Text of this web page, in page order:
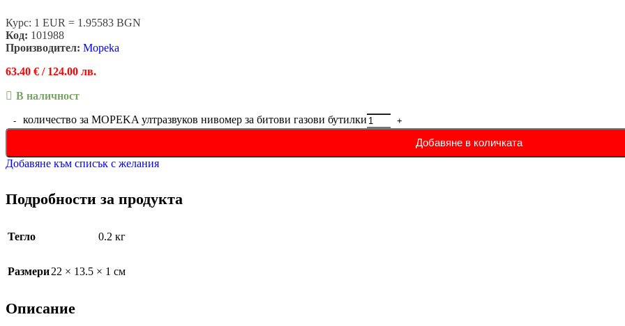
Курс: 1 EUR = 1.95583 BGN
Код: 101988
Производител: Mopeka
63.40 € / 124.00 лв.
В наличност
количество за MOPEKA ултразвуков нивомер за битови газови бутилки
Добавяне в количката
Добавяне към списък с желания
Подробности за продукта
Тегло 0.2 кг
Размери22 × 13.5 × 1 см
Описание